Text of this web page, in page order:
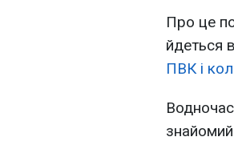
Про це
йдеться
ПВК і